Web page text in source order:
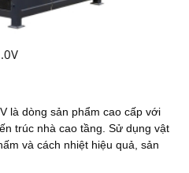
là dòng sản phẩm cao cấp với
trúc nhà cao tầng. Sử dụng vật
và cách nhiệt hiệu quả, sản